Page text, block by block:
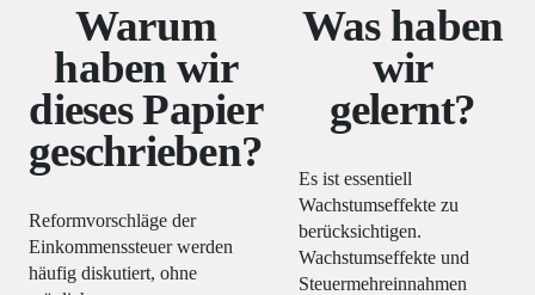
Warum
haben wir
dieses Papier
geschrieben?
Reformvorschläge der
Einkommenssteuer werden
häufig diskutiert, ohne
Was haben
wir
gelernt?
Es ist essentiell
Wachstumseffekte zu
berücksichtigen.
Wachstumseffekte und
Steuermehreinnahmen